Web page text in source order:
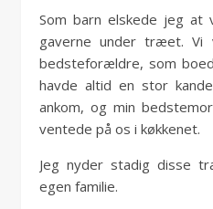
Som barn elskede jeg at
gaverne under træet. Vi
bedsteforældre, som
havde altid en stor
ankom, og min
ventede på os i køkkenet.
Jeg nyder stadig disse
egen familie.